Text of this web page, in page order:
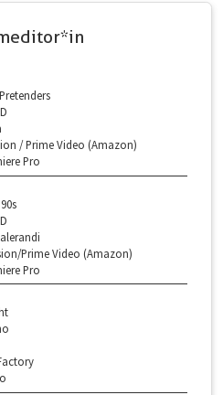
/ Prime Video (Amazon)
Pro
Prime Video (Amazon)
Pro